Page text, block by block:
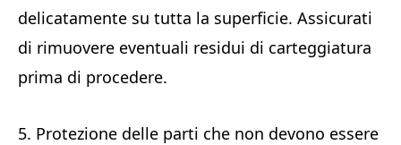
delicatamente su tutta la superficie. Assicurati
di rimuovere eventuali residui di carteggiatura
prima di procedere.
5. Protezione delle parti che non devono essere